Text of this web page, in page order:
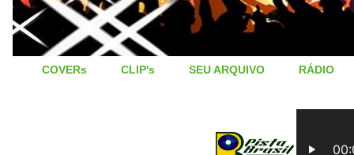
COVERs CLIP's SEU ARQUIVO RÁDIO